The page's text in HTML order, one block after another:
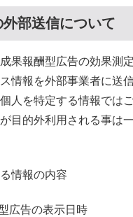
外部送信について
果報酬型広告の効果測
情報を外部事業者に送
人を特定する情報では
目的外利用される事は
情報の内容
広告の表示日時